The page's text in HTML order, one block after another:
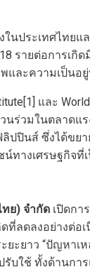
ประเทศไทย
ายต่อการเกิ
และความเป็น
และ
นร่วมในตลา
ปปินส์ ซึ่งได้
ทางเศรษฐกิจ
ย) จำกัด เปิดกา
ลดลงอย่างต่
ยาว “ปัญหา
ใช้ ทั้งด้านก